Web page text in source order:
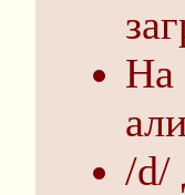
На
/d/